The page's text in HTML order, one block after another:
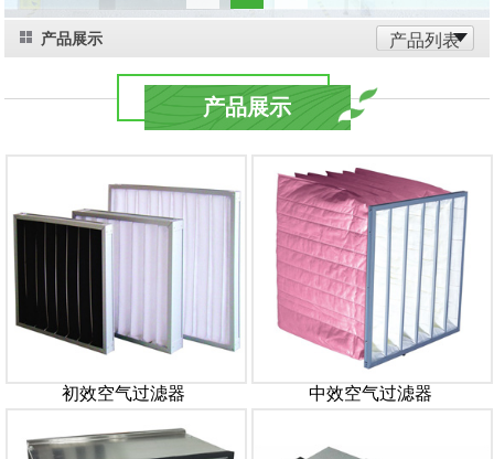
产品展示 产品列表
产品展示
初效空气过滤器 中效空气过滤器